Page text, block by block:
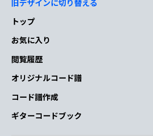
トップ
お気に入り
閲覧履歴
オリジナルコード譜
コード譜作成
ギターコードブック